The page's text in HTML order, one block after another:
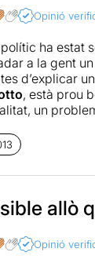
Opinió
ha estat
a la gent
d’explicar
, està prou
un
i divertits,
central de
escrit).
tot el que
que
allò
Opinió